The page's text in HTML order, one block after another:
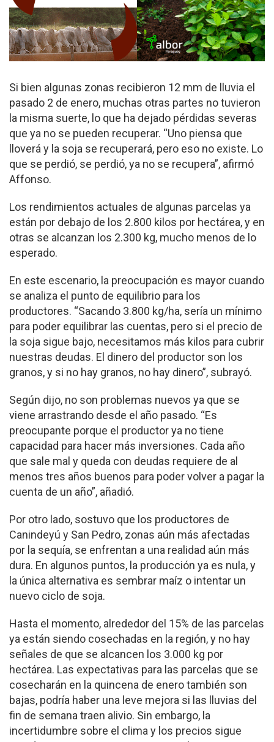
Si bien algunas zonas recibieron 12 mm de lluvia el
pasado 2 de enero, muchas otras partes no tuvieron
la misma suerte, lo que ha dejado pérdidas severas
que ya no se pueden recuperar. “Uno piensa que
lloverá y la soja se recuperará, pero eso no existe. Lo
que se perdió, se perdió, ya no se recupera”, afirmó
Affonso.
Los rendimientos actuales de algunas parcelas ya
están por debajo de los 2.800 kilos por hectárea, y en
otras se alcanzan los 2.300 kg, mucho menos de lo
esperado.
En este escenario, la preocupación es mayor cuando
se analiza el punto de equilibrio para los
productores. “Sacando 3.800 kg/ha, sería un mínimo
para poder equilibrar las cuentas, pero si el precio de
la soja sigue bajo, necesitamos más kilos para cubrir
nuestras deudas. El dinero del productor son los
granos, y si no hay granos, no hay dinero”, subrayó.
Según dijo, no son problemas nuevos ya que se
viene arrastrando desde el año pasado. “Es
preocupante porque el productor ya no tiene
capacidad para hacer más inversiones. Cada año
que sale mal y queda con deudas requiere de al
menos tres años buenos para poder volver a pagar la
cuenta de un año”, añadió.
Por otro lado, sostuvo que los productores de
Canindeyú y San Pedro, zonas aún más afectadas
por la sequía, se enfrentan a una realidad aún más
dura. En algunos puntos, la producción ya es nula, y
la única alternativa es sembrar maíz o intentar un
nuevo ciclo de soja.
Hasta el momento, alrededor del 15% de las parcelas
ya están siendo cosechadas en la región, y no hay
señales de que se alcancen los 3.000 kg por
hectárea. Las expectativas para las parcelas que se
cosecharán en la quincena de enero también son
bajas, podría haber una leve mejora si las lluvias del
fin de semana traen alivio. Sin embargo, la
incertidumbre sobre el clima y los precios sigue